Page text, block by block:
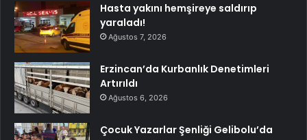
Hasta yakını hemşireye saldırıp
yaraladı!
Ağustos 7, 2026
Erzincan’da Kurbanlık Denetimleri
Artırıldı
Ağustos 6, 2026
Çocuk Yazarlar Şenliği Gelibolu’da